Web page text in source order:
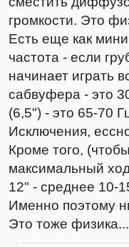
громкости. Это
Есть еще как
частота - если
начинает играть
сабвуфера - это
(6,5") - это 65-70
Исключения,
Кроме того,
максимальный
12" - среднее 10-
Именно поэтому
Это тоже физика...